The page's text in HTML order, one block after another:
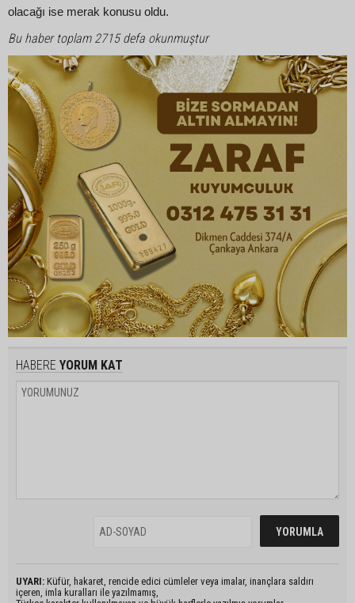
olacağı ise merak konusu oldu.
Bu haber toplam 2715 defa okunmuştur
HABERE YORUM KAT
UYARI: Küfür, hakaret, rencide edici cümleler veya imalar, inançlara saldırı
içeren, imla kuralları ile yazılmamış,